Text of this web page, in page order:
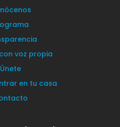
voz propia
Únete
en tu casa